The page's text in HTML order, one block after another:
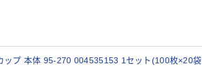
ップ 本体 95-270 004535153 1セット(100枚×20袋